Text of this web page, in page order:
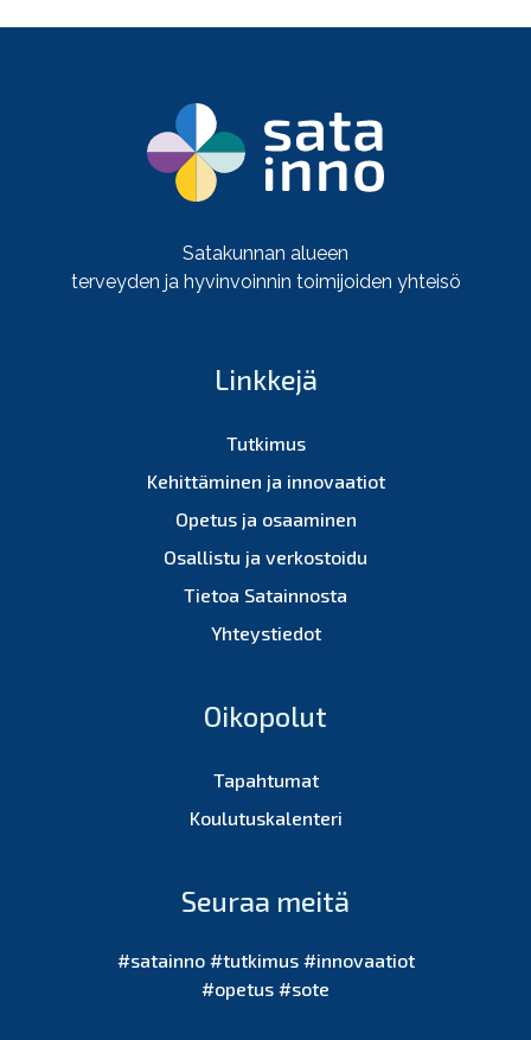
Satakunnan alueen
terveyden ja hyvinvoinnin toimijoiden yhteisö
Linkkejä
Tutkimus
Kehittäminen ja innovaatiot
Opetus ja osaaminen
Osallistu ja verkostoidu
Tietoa Satainnosta
Yhteystiedot
Oikopolut
Tapahtumat
Koulutuskalenteri
Seuraa meitä
#satainno #tutkimus #innovaatiot
#opetus #sote